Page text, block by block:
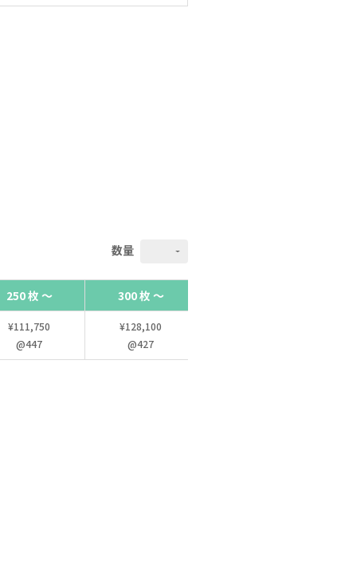
数量
250 枚 ～ 300 枚 ～
¥111,750
@447
¥128,100
@427